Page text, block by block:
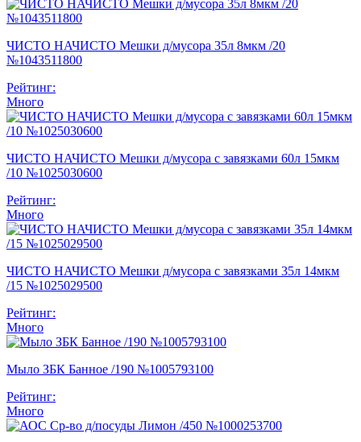
ЧИСТО НАЧИСТО Мешки д/мусора 35л 8мкм /20
№1043511800
Рейтинг:
Много
ЧИСТО НАЧИСТО Мешки д/мусора с завязками 60л 15мкм
/10 №1025030600
Рейтинг:
Много
ЧИСТО НАЧИСТО Мешки д/мусора с завязками 35л 14мкм
/15 №1025029500
Рейтинг:
Много
Мыло ЗБК Банное /190 №1005793100
Рейтинг:
Много